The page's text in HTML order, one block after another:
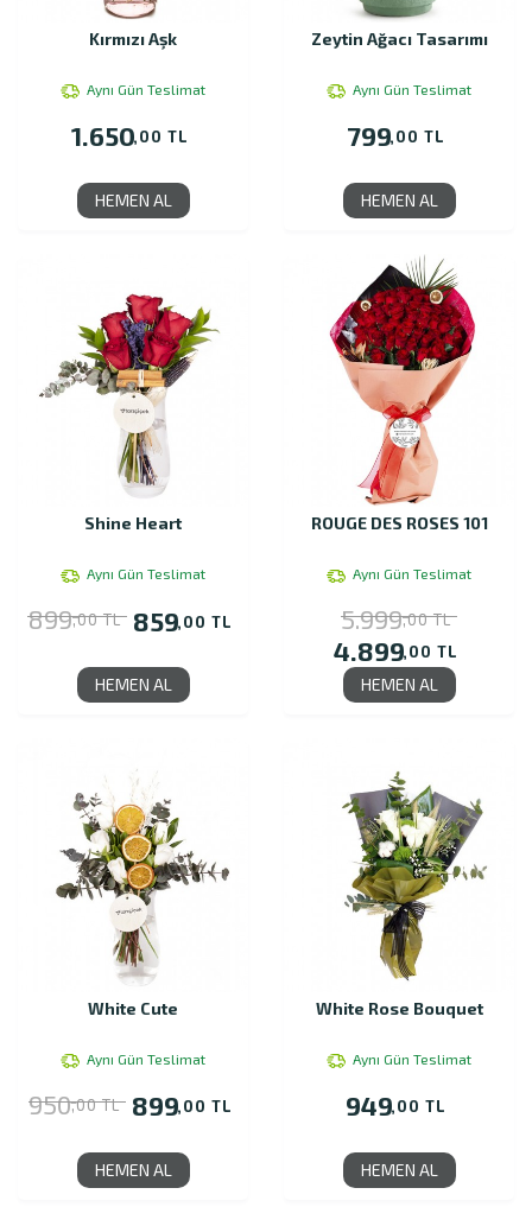
Kırmızı Aşk
Aynı Gün Teslimat
1.650,00 TL
HEMEN AL
Zeytin Ağacı Tasarımı
Aynı Gün Teslimat
799,00 TL
HEMEN AL
Shine Heart
Aynı Gün Teslimat
899,00 TL 859,00 TL
HEMEN AL
ROUGE DES ROSES 101
Aynı Gün Teslimat
5.999,00 TL
4.899,00 TL
HEMEN AL
White Cute
Aynı Gün Teslimat
950,00 TL 899,00 TL
HEMEN AL
White Rose Bouquet
Aynı Gün Teslimat
949,00 TL
HEMEN AL